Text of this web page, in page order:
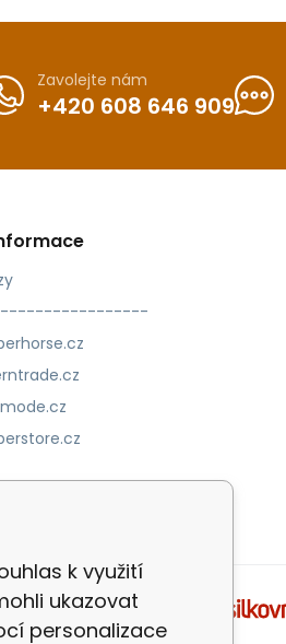
Zavolejte nám
+420 608 646 909
k využití
ukazovat
personalizace